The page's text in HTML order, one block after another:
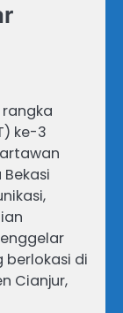
ke-3
berlokasi di
Cianjur,